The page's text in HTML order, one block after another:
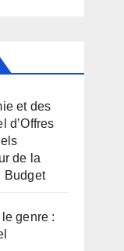
et des
d’Offres
de la
Budget
genre :